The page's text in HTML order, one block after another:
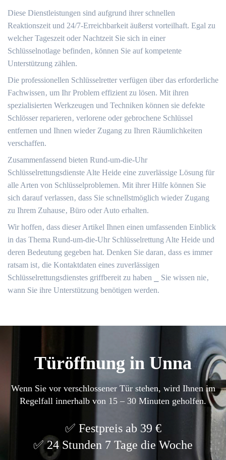
Diese Dienstleistungen sind aufgrund ihrer schnellen
Reaktionszeit und 24/7-Erreichbarkeit äußerst vorteilhaft.​ Egal zu
welcher Tageszeit oder Nachtzeit Sie sich in einer
Schlüsselnotlage befinden‚ können Sie auf kompetente
Unterstützung zählen.​
Die professionellen Schlüsselretter verfügen über das erforderliche
Fachwissen‚ um Ihr Problem effizient zu lösen.​ Mit ihren
spezialisierten Werkzeugen und Techniken können sie defekte
Schlösser reparieren‚ verlorene oder gebrochene Schlüssel
entfernen und Ihnen wieder Zugang zu Ihren Räumlichkeiten
verschaffen.​
Zusammenfassend bieten Rund-um-die-Uhr
Schlüsselrettungsdienste Alte Heide eine zuverlässige Lösung für
alle Arten von Schlüsselproblemen.​ Mit ihrer Hilfe können Sie
sich darauf verlassen‚ dass Sie schnellstmöglich wieder Zugang
zu Ihrem Zuhause‚ Büro oder Auto erhalten.​
Wir hoffen‚ dass dieser Artikel Ihnen einen umfassenden Einblick
in das Thema Rund-um-die-Uhr Schlüsselrettung Alte Heide und
deren Bedeutung gegeben hat. Denken Sie daran‚ dass es immer
ratsam ist‚ die Kontaktdaten eines zuverlässigen
Schlüsselrettungsdienstes griffbereit zu haben ⎯ Sie wissen nie‚
wann Sie ihre Unterstützung benötigen werden.​
Türöffnung in Unna
Wenn Sie vor verschlossener Tür stehen, wird Ihnen im
Regelfall innerhalb von 15 – 30 Minuten geholfen.
Festpreis ab 39 €
24 Stunden 7 Tage die Woche